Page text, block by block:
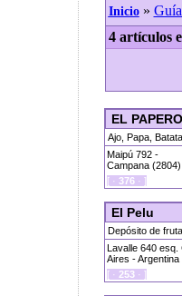
Inicio»
4 artículos
EL
Ajo, Papa,
Maipú 792 -
Campana
[ · 376 · ]
El Pelu
Depósito de
Lavalle 640 esq.
Aires - Argentina
[ · 253 · ]